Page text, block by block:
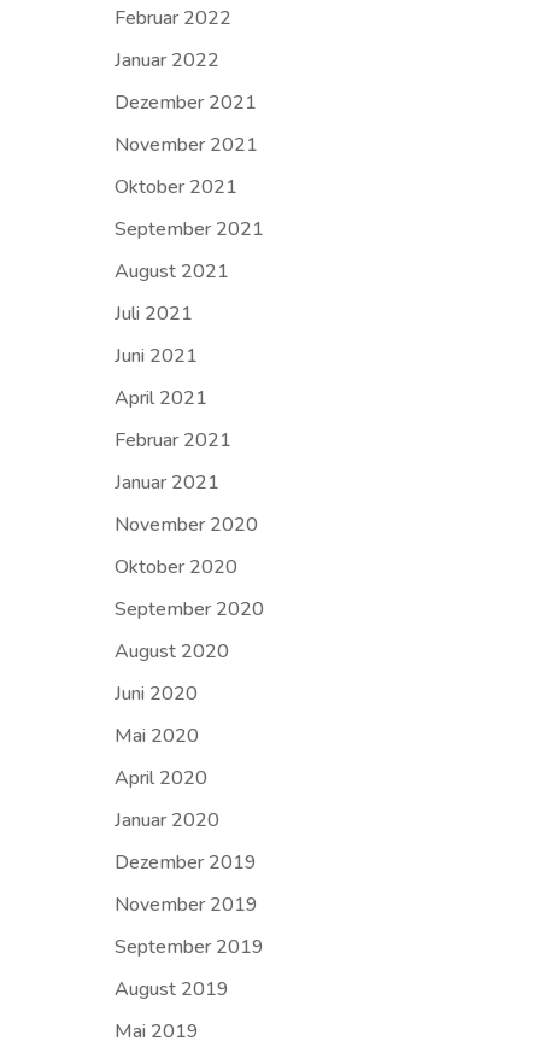
Februar 2022
Januar 2022
Dezember 2021
November 2021
Oktober 2021
September 2021
August 2021
Juli 2021
Juni 2021
April 2021
Februar 2021
Januar 2021
November 2020
Oktober 2020
September 2020
August 2020
Juni 2020
Mai 2020
April 2020
Januar 2020
Dezember 2019
November 2019
September 2019
August 2019
Mai 2019